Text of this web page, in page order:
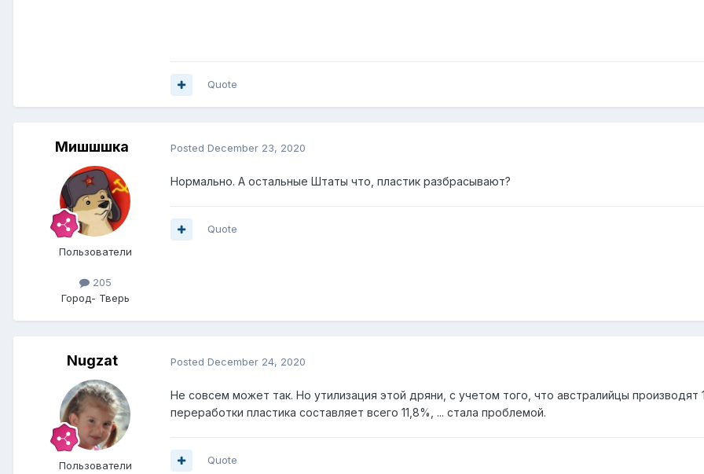
Quote
Мишшшка
Пользователи
205
Город- Тверь
Posted December 23, 2020
Нормально. А остальные Штаты что, пластик разбрасывают?
Quote
Nugzat
Пользователи
Posted December 24, 2020
Не совсем может так. Но утилизация этой дряни, с учетом того, что австралийцы
переработки пластика составляет всего 11,8%, ... стала проблемой.
Quote